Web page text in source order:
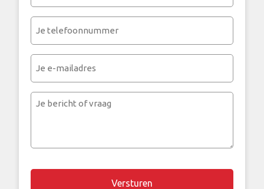
(Vereist)
(Vereist)
mailadres
Je
Chapta